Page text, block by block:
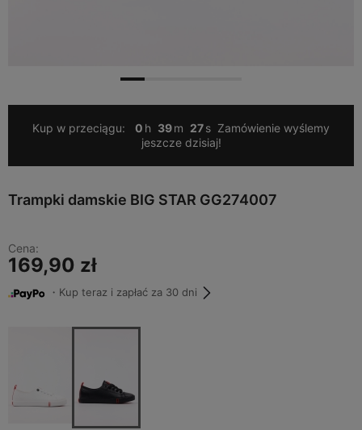
Kup w przeciągu: 0 39 26
Zamówienie wyślemy
jeszcze dzisiaj!
Trampki damskie BIG STAR GG274007
Cena:
169,90 zł
・Kup teraz i zapłać za 30 dni